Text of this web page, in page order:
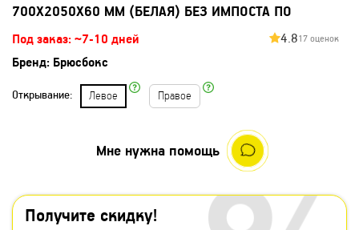
700Х2050Х60 ММ (БЕЛАЯ) БЕЗ ИМПОСТА ПО
Под заказ: ~7-10 дней 4.817 оценок
Бренд: Брюсбокс
Открывание: Левое Правое
Получите скидку!
Мне нужна помощь